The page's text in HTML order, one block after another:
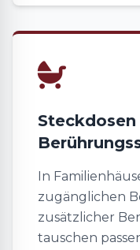
In
zugänglichen
zusätzlicher
tauschen